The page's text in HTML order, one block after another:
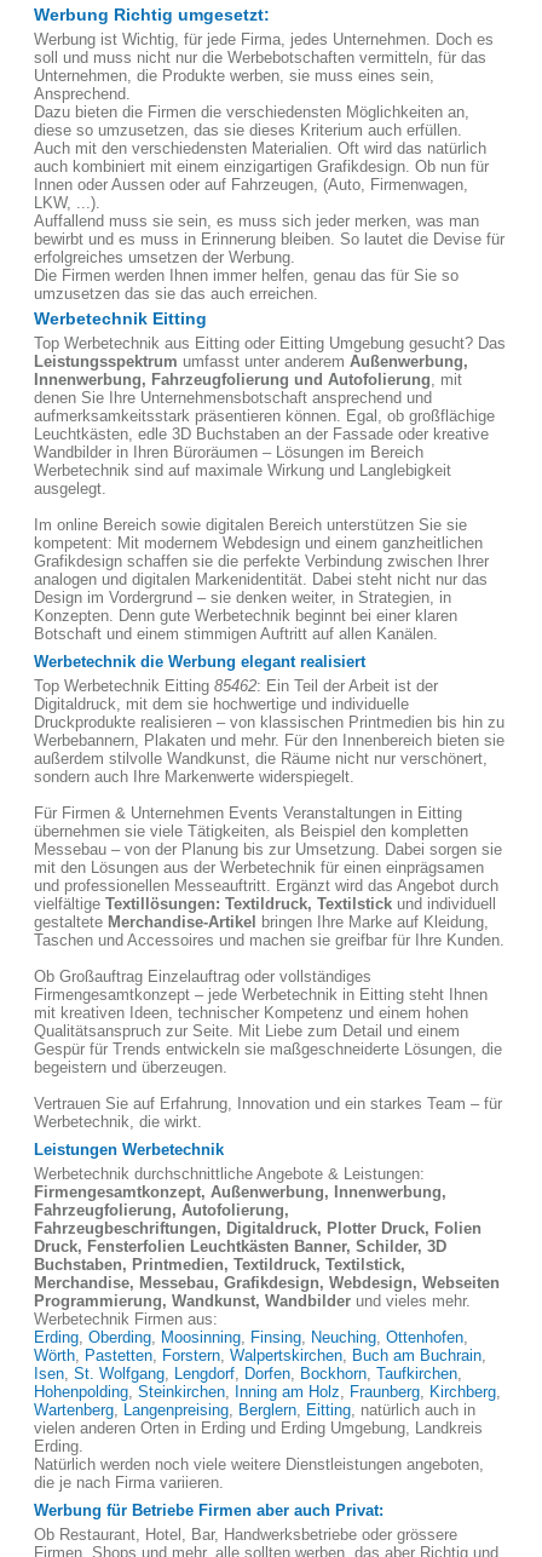
Werbung Richtig umgesetzt:
Werbung ist Wichtig, für jede Firma, jedes Unternehmen. Doch es
soll und muss nicht nur die Werbebotschaften vermitteln, für das
Unternehmen, die Produkte werben, sie muss eines sein,
Ansprechend.
Dazu bieten die Firmen die verschiedensten Möglichkeiten an,
diese so umzusetzen, das sie dieses Kriterium auch erfüllen.
Auch mit den verschiedensten Materialien. Oft wird das natürlich
auch kombiniert mit einem einzigartigen Grafikdesign. Ob nun für
Innen oder Aussen oder auf Fahrzeugen, (Auto, Firmenwagen,
LKW, ...).
Auffallend muss sie sein, es muss sich jeder merken, was man
bewirbt und es muss in Erinnerung bleiben. So lautet die Devise für
erfolgreiches umsetzen der Werbung.
Die Firmen werden Ihnen immer helfen, genau das für Sie so
umzusetzen das sie das auch erreichen.
Werbetechnik Eitting
Top Werbetechnik aus Eitting oder Eitting Umgebung gesucht? Das
Leistungsspektrum umfasst unter anderem Außenwerbung,
Innenwerbung, Fahrzeugfolierung und Autofolierung, mit
denen Sie Ihre Unternehmensbotschaft ansprechend und
aufmerksamkeitsstark präsentieren können. Egal, ob großflächige
Leuchtkästen, edle 3D Buchstaben an der Fassade oder kreative
Wandbilder in Ihren Büroräumen – Lösungen im Bereich
Werbetechnik sind auf maximale Wirkung und Langlebigkeit
ausgelegt.
Im online Bereich sowie digitalen Bereich unterstützen Sie sie
kompetent: Mit modernem Webdesign und einem ganzheitlichen
Grafikdesign schaffen sie die perfekte Verbindung zwischen Ihrer
analogen und digitalen Markenidentität. Dabei steht nicht nur das
Design im Vordergrund – sie denken weiter, in Strategien, in
Konzepten. Denn gute Werbetechnik beginnt bei einer klaren
Botschaft und einem stimmigen Auftritt auf allen Kanälen.
Werbetechnik die Werbung elegant realisiert
Top Werbetechnik Eitting 85462: Ein Teil der Arbeit ist der
Digitaldruck, mit dem sie hochwertige und individuelle
Druckprodukte realisieren – von klassischen Printmedien bis hin zu
Werbebannern, Plakaten und mehr. Für den Innenbereich bieten sie
außerdem stilvolle Wandkunst, die Räume nicht nur verschönert,
sondern auch Ihre Markenwerte widerspiegelt.
Für Firmen & Unternehmen Events Veranstaltungen in Eitting
übernehmen sie viele Tätigkeiten, als Beispiel den kompletten
Messebau – von der Planung bis zur Umsetzung. Dabei sorgen sie
mit den Lösungen aus der Werbetechnik für einen einprägsamen
und professionellen Messeauftritt. Ergänzt wird das Angebot durch
vielfältige Textillösungen: Textildruck, Textilstick und individuell
gestaltete Merchandise-Artikel
bringen Ihre Marke auf Kleidung,
Taschen und Accessoires und machen sie greifbar für Ihre Kunden.
Ob Großauftrag Einzelauftrag oder vollständiges
Firmengesamtkonzept – jede Werbetechnik in Eitting steht Ihnen
mit kreativen Ideen, technischer Kompetenz und einem hohen
Qualitätsanspruch zur Seite. Mit Liebe zum Detail und einem
Gespür für Trends entwickeln sie maßgeschneiderte Lösungen, die
begeistern und überzeugen.
Vertrauen Sie auf Erfahrung, Innovation und ein starkes Team – für
Werbetechnik, die wirkt.
Leistungen Werbetechnik
Werbetechnik durchschnittliche Angebote & Leistungen:
Firmengesamtkonzept, Außenwerbung, Innenwerbung,
Fahrzeugfolierung, Autofolierung,
Fahrzeugbeschriftungen, Digitaldruck, Plotter Druck, Folien
Druck, Fensterfolien Leuchtkästen Banner, Schilder, 3D
Buchstaben, Printmedien, Textildruck, Textilstick,
Merchandise, Messebau, Grafikdesign, Webdesign, Webseiten
Programmierung, Wandkunst, Wandbilder und vieles mehr.
Werbetechnik Firmen aus:
Erding, Oberding, Moosinning, Finsing, Neuching, Ottenhofen,
Wörth, Pastetten, Forstern, Walpertskirchen, Buch am Buchrain,
Isen, St. Wolfgang, Lengdorf, Dorfen, Bockhorn, Taufkirchen,
Hohenpolding, Steinkirchen, Inning am Holz, Fraunberg, Kirchberg,
Wartenberg, Langenpreising, Berglern, Eitting, natürlich auch in
vielen anderen Orten in Erding und Erding Umgebung, Landkreis
Erding.
Natürlich werden noch viele weitere Dienstleistungen angeboten,
die je nach Firma variieren.
Werbung für Betriebe Firmen aber auch Privat:
Ob Restaurant, Hotel, Bar, Handwerksbetriebe oder grössere
Firmen, Shops und mehr, alle sollten werben, das aber Richtig und